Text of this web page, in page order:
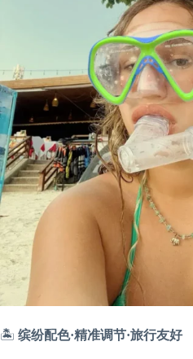
🏝️ 缤纷配色·精准调节·旅行友好